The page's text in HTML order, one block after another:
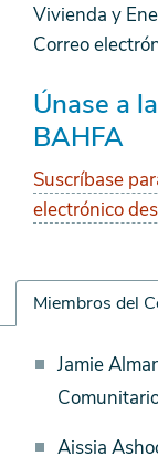
Vivienda y
Correo
Únase a
BAHFA
Suscríbase
electrónico
Miembros del
Miembros
Asesor
Jamie
Aissia